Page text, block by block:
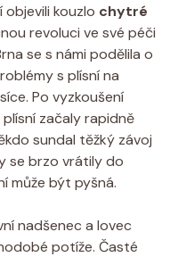
objevili kouzlo chytré
revoluci ve své péči
se s námi podělila o
s plísní na
Po vyzkoušení
začaly rapidně
sundal těžký závoj
se brzo vrátily do
může být pyšná.
nadšenec a lovec
potíže. Časté